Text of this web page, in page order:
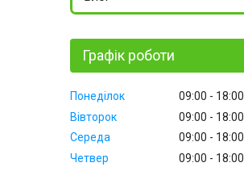
Графік роботи
Понеділок 09:00
18:00
Вівторок
09:00
18:00
Середа
09:00
18:00
Четвер
09:00
18:00